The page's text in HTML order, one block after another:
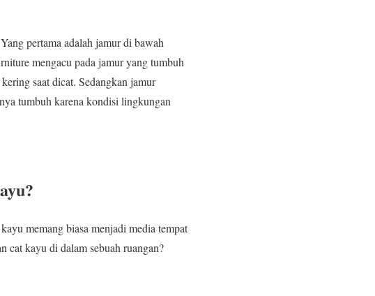
pertama adalah jamur di bawah
mengacu pada jamur yang tumbuh
saat dicat. Sedangkan jamur
tumbuh karena kondisi lingkungan
memang biasa menjadi media tempat
cat kayu di dalam sebuah ruangan?